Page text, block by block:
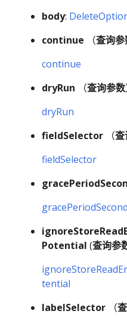
body:
continue （查询参
continue
dryRun （查询参数
dryRun
fieldSelector （查
fieldSelector
Potential (查询参
tential
labelSelector （